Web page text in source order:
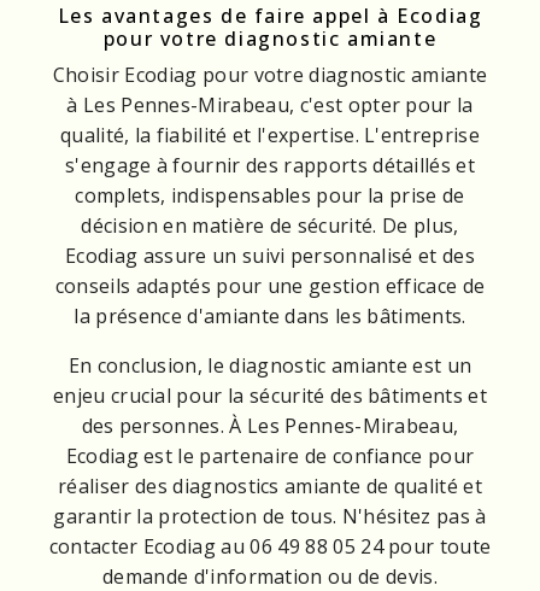
Les avantages de faire appel à Ecodiag
pour votre diagnostic amiante
Choisir Ecodiag pour votre diagnostic amiante
à Les Pennes-Mirabeau, c'est opter pour la
qualité, la fiabilité et l'expertise. L'entreprise
s'engage à fournir des rapports détaillés et
complets, indispensables pour la prise de
décision en matière de sécurité. De plus,
Ecodiag assure un suivi personnalisé et des
conseils adaptés pour une gestion efficace de
la présence d'amiante dans les bâtiments.
En conclusion, le diagnostic amiante est un
enjeu crucial pour la sécurité des bâtiments et
des personnes. À Les Pennes-Mirabeau,
Ecodiag est le partenaire de confiance pour
réaliser des diagnostics amiante de qualité et
garantir la protection de tous. N'hésitez pas à
contacter Ecodiag au 06 49 88 05 24 pour toute
demande d'information ou de devis.